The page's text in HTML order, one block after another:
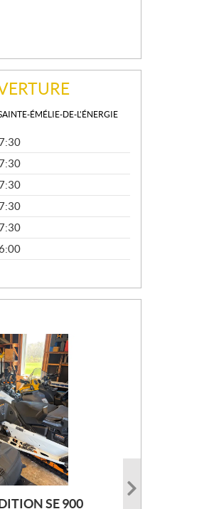
ÉMÉLIE-DE-L'ÉNERGIE
SE 900
147 2022
PRO 166